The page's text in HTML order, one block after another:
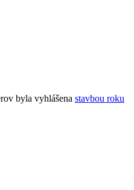
byla vyhlášena stavbou roku